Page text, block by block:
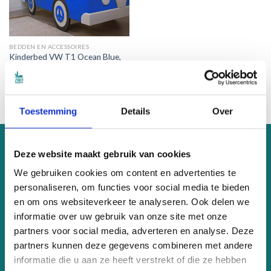
Toestemming Details Over
Deze website maakt gebruik van cookies
We gebruiken cookies om content en advertenties te
personaliseren, om functies voor social media te bieden
en om ons websiteverkeer te analyseren. Ook delen we
informatie over uw gebruik van onze site met onze
partners voor social media, adverteren en analyse. Deze
partners kunnen deze gegevens combineren met andere
informatie die u aan ze heeft verstrekt of die ze hebben
BEDDEN EN ACCESSOIRES
Kinderbed VW T1 Ocean Blue,
679.00
was:
is:
OVER ONS
PeaceSleepers maakt hippe en duurzame kinder-items die
een bijdrage leveren aan een betere wereld. Wil je weten hoe?
Klik danhier
KVK 81899815
BTW nr. NL003622206B76